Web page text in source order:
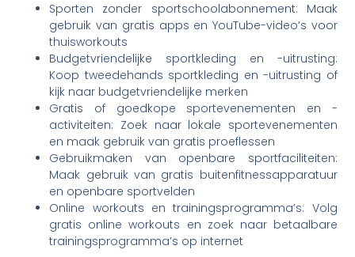
Sporten zonder sportschoolabonnement: Maak
gebruik van gratis apps en YouTube-video’s voor
thuisworkouts
Budgetvriendelijke sportkleding en -uitrusting:
Koop tweedehands sportkleding en -uitrusting of
kijk naar budgetvriendelijke merken
Gratis of goedkope sportevenementen en -
activiteiten: Zoek naar lokale sportevenementen
en maak gebruik van gratis proeflessen
Gebruikmaken van openbare sportfaciliteiten:
Maak gebruik van gratis buitenfitnessapparatuur
en openbare sportvelden
Online workouts en trainingsprogramma’s: Volg
gratis online workouts en zoek naar betaalbare
trainingsprogramma’s op internet